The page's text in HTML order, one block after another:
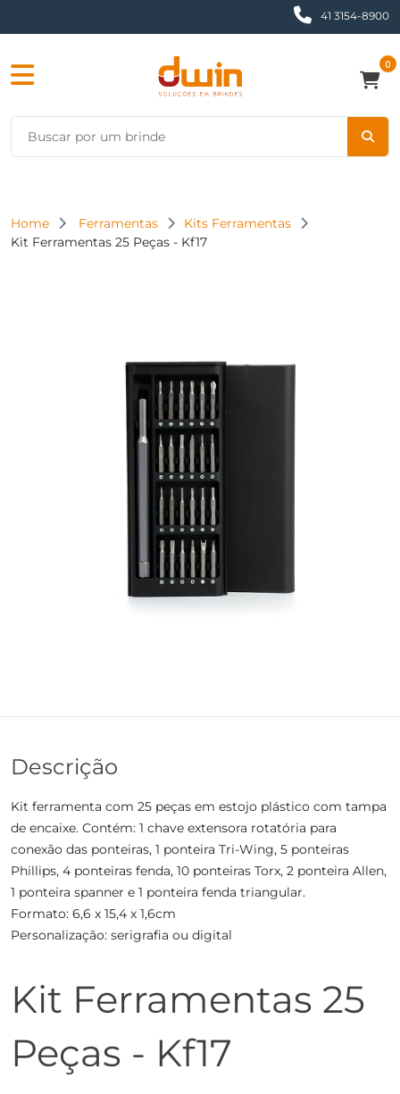
41 3154-8900
0
Home Ferramentas
Kits Ferramentas
Kit Ferramentas 25 Peças - Kf17
Descrição
Kit ferramenta com 25 peças em estojo plástico com tampa
de encaixe. Contém: 1 chave extensora rotatória para
conexão das ponteiras, 1 ponteira Tri-Wing, 5 ponteiras
Phillips, 4 ponteiras fenda, 10 ponteiras Torx, 2 ponteira Allen,
1 ponteira spanner e 1 ponteira fenda triangular.
Formato: 6,6 x 15,4 x 1,6cm
Personalização: serigrafia ou digital
Kit Ferramentas 25
Peças - Kf17